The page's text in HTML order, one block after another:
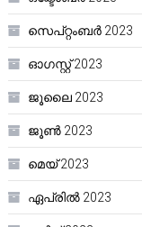
സെപ്റ്റംബർ 2023
ഓഗസ്റ്റ്‌ 2023
ജൂലൈ 2023
ജൂൺ 2023
മെയ്‌ 2023
ഏപ്രിൽ 2023